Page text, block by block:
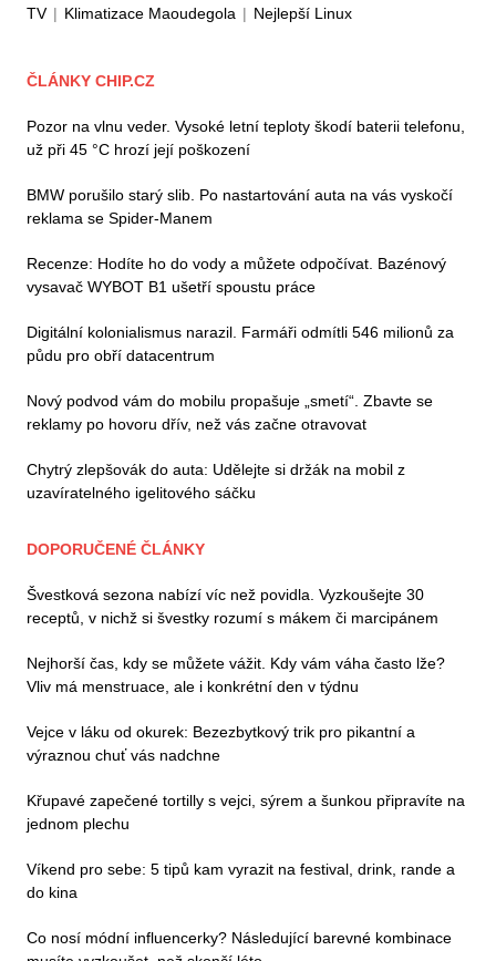
TV | Klimatizace Maoudegola | Nejlepší Linux
ČLÁNKY CHIP.CZ
Pozor na vlnu veder. Vysoké letní teploty škodí baterii telefonu,
už při 45 °C hrozí její poškození
BMW porušilo starý slib. Po nastartování auta na vás vyskočí
reklama se Spider-Manem
Recenze: Hodíte ho do vody a můžete odpočívat. Bazénový
vysavač WYBOT B1 ušetří spoustu práce
Digitální kolonialismus narazil. Farmáři odmítli 546 milionů za
půdu pro obří datacentrum
Nový podvod vám do mobilu propašuje „smetí“. Zbavte se
reklamy po hovoru dřív, než vás začne otravovat
Chytrý zlepšovák do auta: Udělejte si držák na mobil z
uzavíratelného igelitového sáčku
DOPORUČENÉ ČLÁNKY
Švestková sezona nabízí víc než povidla. Vyzkoušejte 30
receptů, v nichž si švestky rozumí s mákem či marcipánem
Nejhorší čas, kdy se můžete vážit. Kdy vám váha často lže?
Vliv má menstruace, ale i konkrétní den v týdnu
Vejce v láku od okurek: Bezezbytkový trik pro pikantní a
výraznou chuť vás nadchne
Křupavé zapečené tortilly s vejci, sýrem a šunkou připravíte na
jednom plechu
Víkend pro sebe: 5 tipů kam vyrazit na festival, drink, rande a
do kina
Co nosí módní influencerky? Následující barevné kombinace